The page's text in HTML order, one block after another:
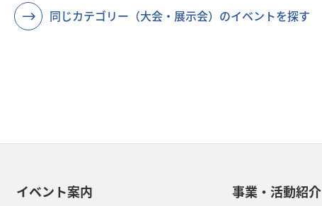
同じカテゴリー（大会・展示会）のイベントを探す
イベント案内 事業・活動紹介